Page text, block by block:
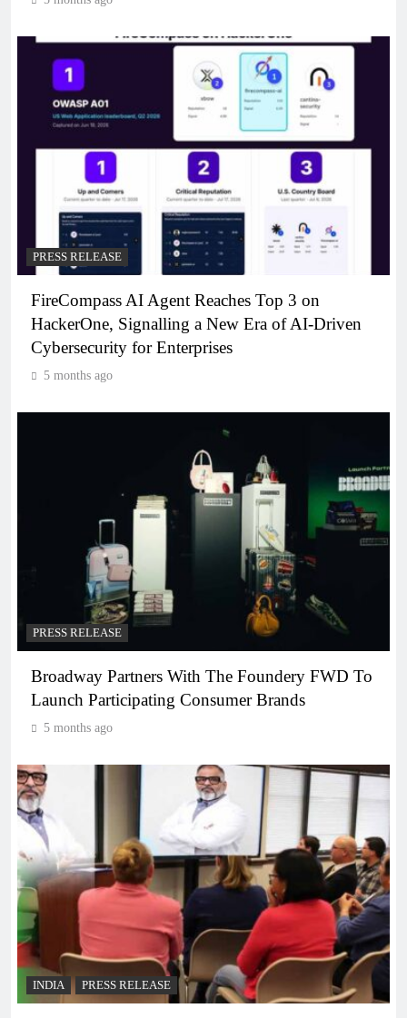
PRESS RELEASE
FireCompass AI Agent Reaches Top 3 on
HackerOne, Signalling a New Era of AI-Driven
Cybersecurity for Enterprises
5 months ago
PRESS RELEASE
Broadway Partners With The Foundery FWD To
Launch Participating Consumer Brands
5 months ago
INDIA PRESS RELEASE